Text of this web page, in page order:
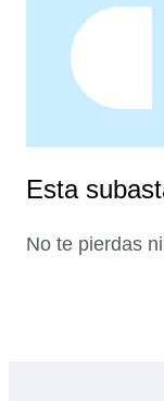
Esta
No te pierdas